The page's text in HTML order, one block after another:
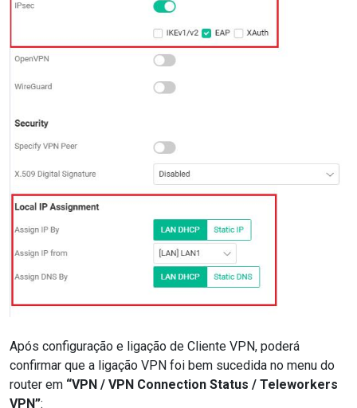
Após configuração e ligação de Cliente VPN, poderá
confirmar que a ligação VPN foi bem sucedida no menu do
router em “VPN / VPN Connection Status / Teleworkers
VPN”: